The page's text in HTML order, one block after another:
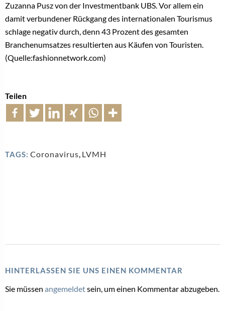
Zuzanna Pusz von der Investmentbank UBS. Vor allem ein
damit verbundener Rückgang des internationalen Tourismus
schlage negativ durch, denn 43 Prozent des gesamten
Branchenumsatzes resultierten aus Käufen von Touristen.
(Quelle:fashionnetwork.com)
Teilen
TAGS: Coronavirus, LVMH
HINTERLASSEN SIE UNS EINEN KOMMENTAR
Sie müssen angemeldetsein, um einen Kommentar abzugeben.